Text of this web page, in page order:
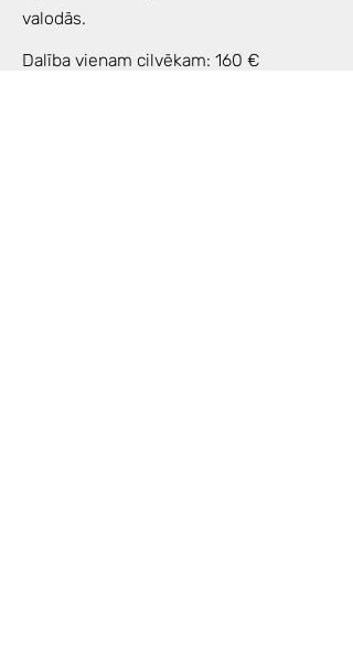
valodās.
Dalība vienam cilvēkam: 160 €